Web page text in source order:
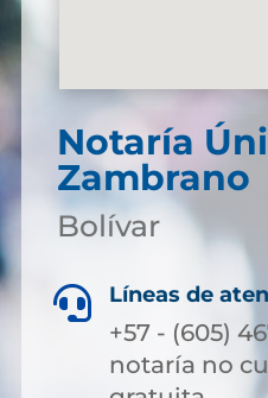
Notaría
Zambrano
Bolívar
 Líneas de
+57 - (605)
notaría no